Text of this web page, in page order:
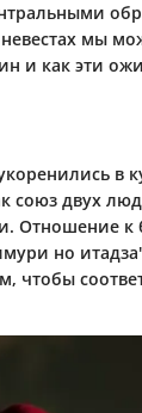
мы
и как эти
в
союз двух
Отношение к
но
чтобы